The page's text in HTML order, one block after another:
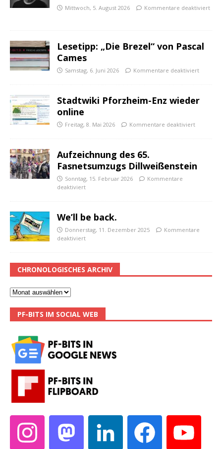
Mittwoch, 5. August 2026 Kommentare deaktiviert
Lesetipp: „Die Brezel“ von Pascal
Cames
Samstag, 6. Juni 2026 Kommentare deaktiviert
Stadtwiki Pforzheim-Enz wieder
online
Freitag, 8. Mai 2026 Kommentare deaktiviert
Aufzeichnung des 65.
Fasnetsumzugs Dillweißenstein
Sonntag, 15. Februar 2026
Kommentare
deaktiviert
We’ll be back.
Donnerstag, 11. Dezember 2025
Kommentare
deaktiviert
CHRONOLOGISCHES ARCHIV
PF-BITS IM SOCIAL WEB